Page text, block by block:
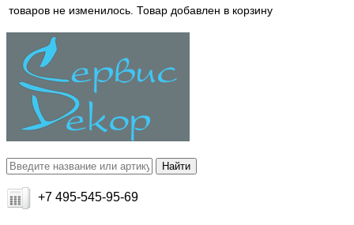
товаров не изменилось. Товар добавлен в корзину
+7 495-545-95-69